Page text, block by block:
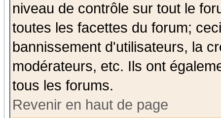
niveau de contrôle sur tout le
toutes les facettes du forum;
bannissement d'utilisateurs, la
modérateurs, etc. Ils ont
tous les forums.
Revenir en haut de page